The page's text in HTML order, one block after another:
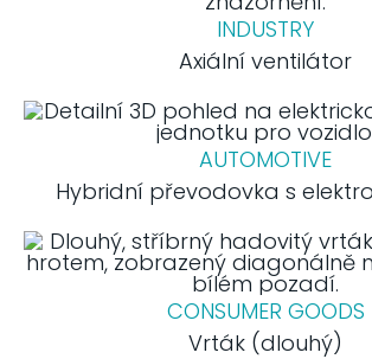
INDUSTRY
Axiální ventilátor
AUTOMOTIVE
Hybridní převodovka s
CONSUMER GOODS
Vrták (dlouhý)